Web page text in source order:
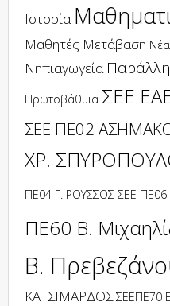
Ιστορία
Μαθητές Μετάβαση
Νηπιαγωγεία
Πρωτοβάθμια ΣΕΕ
ΣΕΕ ΠΕ02
ΧΡ.
ΠΕ04 Γ. ΡΟΥΣΣΟΣ ΣΕΕ ΠΕ06
ΠΕ60 Β.
Β.
ΚΑΤΣΙΜΑΡΔΟΣ ΣΕΕΠΕ70